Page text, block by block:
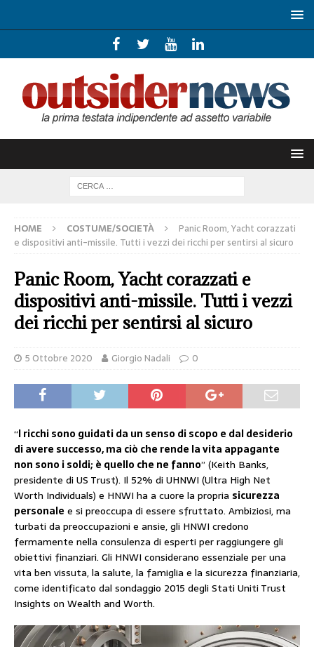
HOME COSTUME/SOCIETÀ
Panic Room, Yacht corazzati
e dispositivi anti-missile. Tutti i vezzi dei ricchi per sentirsi al sicuro
Panic Room, Yacht corazzati e
dispositivi anti-missile. Tutti i vezzi
dei ricchi per sentirsi al sicuro
5 Ottobre 2020 Giorgio Nadali 0
“I ricchi sono guidati da un senso di scopo e dal desiderio
di avere successo, ma ciò che rende la vita appagante
non sono i soldi; è quello che ne fanno” (Keith Banks,
presidente di US Trust). Il 52% di UHNWI (Ultra High Net
Worth Individuals) e HNWI ha a cuore la propria sicurezza
personale e si preoccupa di essere sfruttato. Ambiziosi, ma
turbati da preoccupazioni e ansie, gli HNWI credono
fermamente nella consulenza di esperti per raggiungere gli
obiettivi finanziari. Gli HNWI considerano essenziale per una
vita ben vissuta, la salute, la famiglia e la sicurezza finanziaria,
come identificato dal sondaggio 2015 degli Stati Uniti Trust
Insights on Wealth and Worth.